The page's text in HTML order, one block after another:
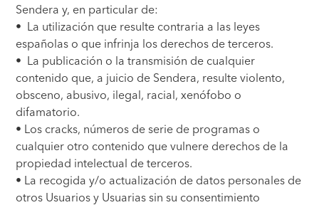
Sendera y, en particular de:
• La utilización que resulte contraria a las leyes
españolas o que infrinja los derechos de terceros.
• La publicación o la transmisión de cualquier
contenido que, a juicio de Sendera, resulte violento,
obsceno, abusivo, ilegal, racial, xenófobo o
difamatorio.
• Los cracks, números de serie de programas o
cualquier otro contenido que vulnere derechos de la
propiedad intelectual de terceros.
• La recogida y/o actualización de datos personales de
otros Usuarios y Usuarias sin su consentimiento